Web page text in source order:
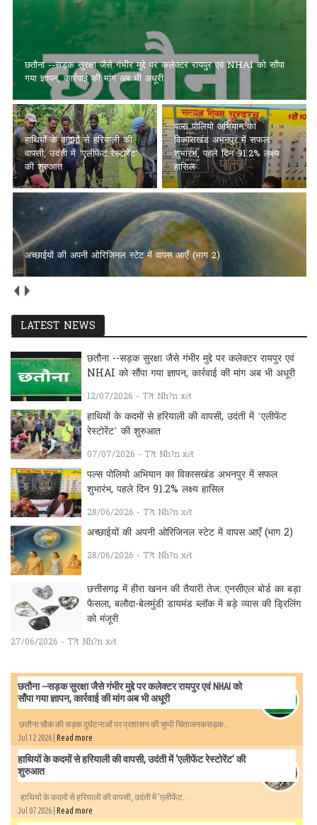
छतौना --सड़क सुरक्षा जैसे गंभीर मुद्दे पर कलेक्टर रायपुर एवं NHAI को सौंपा
गया ज्ञापन, कार्रवाई की मांग अब भी अधूरी
हाथियों के कदमों से हरियाली की
वापसी, उदंती में ‘एलीफेंट रेस्टोरेंट’
की शुरुआत
पल्स पोलियो अभियान का
विकासखंड अभनपुर में सफल
शुभारंभ, पहले दिन 91.2% लक्ष्य
हासिल
अच्छाईयों की अपनी ओरिजिनल स्टेट में वापस आएँ (भाग 2)
LATEST NEWS
छतौना --सड़क सुरक्षा जैसे गंभीर मुद्दे पर कलेक्टर रायपुर एवं
NHAI को सौंपा गया ज्ञापन, कार्रवाई की मांग अब भी अधूरी
12/07/2026 - T?t Nh?n xét
हाथियों के कदमों से हरियाली की वापसी, उदंती में ‘एलीफेंट
रेस्टोरेंट’ की शुरुआत
07/07/2026 - T?t Nh?n xét
पल्स पोलियो अभियान का विकासखंड अभनपुर में सफल
शुभारंभ, पहले दिन 91.2% लक्ष्य हासिल
28/06/2026 - T?t Nh?n xét
अच्छाईयों की अपनी ओरिजिनल स्टेट में वापस आएँ (भाग 2)
28/06/2026 - T?t Nh?n xét
छत्तीसगढ़ में हीरा खनन की तैयारी तेज: एनसीएल बोर्ड का बड़ा
फैसला, बलौदा-बेलमुंडी डायमंड ब्लॉक में बड़े व्यास की ड्रिलिंग
को मंजूरी
27/06/2026 - T?t Nh?n xét
छतौना --सड़क सुरक्षा जैसे गंभीर मुद्दे पर कलेक्टर रायपुर एवं NHAI को
सौंपा गया ज्ञापन, कार्रवाई की मांग अब भी अधूरी
छतौना चौक की सड़क दुर्घटनाओं पर प्रशासन की चुप्पी चिंताजनकसड़क...
Jul 12 2026 | Read more
हाथियों के कदमों से हरियाली की वापसी, उदंती में ‘एलीफेंट रेस्टोरेंट’ की
शुरुआत
हाथियों के कदमों से हरियाली की वापसी, उदंती में ‘एलीफेंट...
Jul 07 2026 | Read more